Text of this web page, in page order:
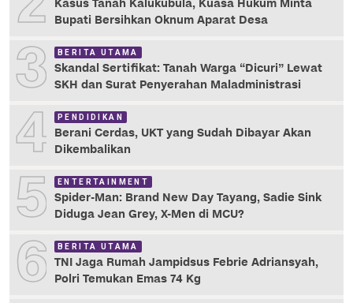
Kasus Tanah Kalukubula, Kuasa Hukum Minta
Bupati Bersihkan Oknum Aparat Desa
3 BERITA UTAMA
Skandal Sertifikat: Tanah Warga “Dicuri” Lewat
SKH dan Surat Penyerahan Maladministrasi
4 PENDIDIKAN
Berani Cerdas, UKT yang Sudah Dibayar Akan
Dikembalikan
5 ENTERTAINMENT
Spider-Man: Brand New Day Tayang, Sadie Sink
Diduga Jean Grey, X-Men di MCU?
6 BERITA UTAMA
TNI Jaga Rumah Jampidsus Febrie Adriansyah,
Polri Temukan Emas 74 Kg